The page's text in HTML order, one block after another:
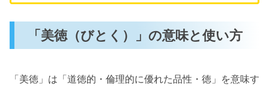
「美徳（びとく）」の意味と使い方
「美徳」は「道徳的・倫理的に優れた品性・徳」を意味す